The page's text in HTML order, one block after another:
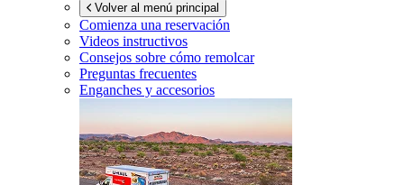
Volver al menú principal
Comienza una reservación
Videos instructivos
Consejos sobre cómo remolcar
Preguntas frecuentes
Enganches y accesorios